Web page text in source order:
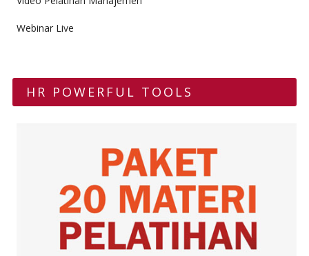
Webinar Live
HR POWERFUL TOOLS